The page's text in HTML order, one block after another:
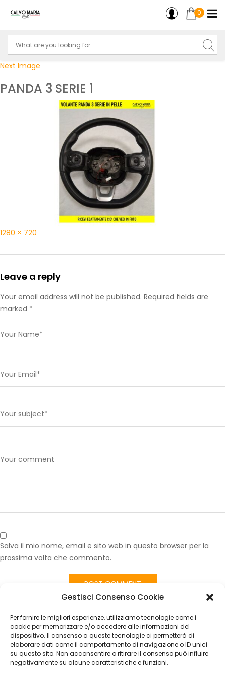
Gestisci Consenso Cookie
Per fornire le migliori esperienze, utilizziamo tecnologie come i
cookie per memorizzare e/o accedere alle informazioni del
dispositivo. Il consenso a queste tecnologie ci permetterà di
elaborare dati come il comportamento di navigazione o ID unici
su questo sito. Non acconsentire o ritirare il consenso può influire
negativamente su alcune caratteristiche e funzioni.
0
Next Image
PANDA 3 SERIE 1
1280 × 720
Leave a reply
Your email address will not be published. Required fields are
marked *
Salva il mio nome, email e sito web in questo browser per la
prossima volta che commento.
Volante Fiat Panda 3ª Serie 2013-2020 in Vera Pelle –
CATEGORIES
Nessuna categoria